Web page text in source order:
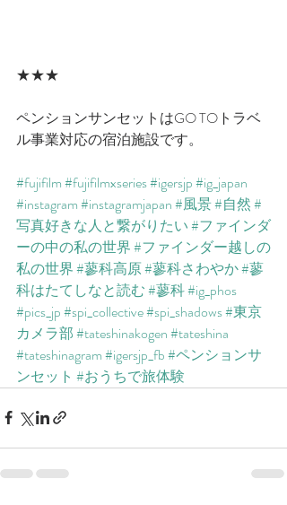
★★★
ペンションサンセットはGO TOトラベ
ル事業対応の宿泊施設です。
#fujifilm#fujifilmxseries#igersjp#ig_japan
#instagram#instagramjapan#風景#自然#
写真好きな人と繋がりたい#ファインダ
ーの中の私の世界#ファインダー越しの
私の世界#蓼科高原#蓼科さわやか#蓼
科はたてしなと読む#蓼科#ig_phos
#pics_jp#spi_collective#spi_shadows#東京
カメラ部#tateshinakogen#tateshina
#tateshinagram#igersjp_fb#ペンションサ
ンセット #おうちで旅体験